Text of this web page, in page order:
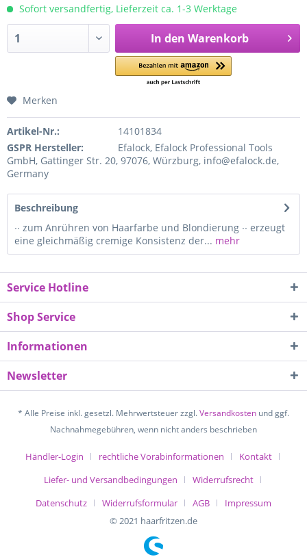
Sofort versandfertig, Lieferzeit ca. 1-3 Werktage
In den Warenkorb
Merken
Artikel-Nr.:
14101834
GSPR Hersteller:
Efalock, Efalock Professional Tools
GmbH, Gattinger Str. 20, 97076, Würzburg, info@efalock.de,
Germany
Beschreibung
∙∙ zum Anrühren von Haarfarbe und Blondierung ∙∙ erzeugt
eine gleichmäßig cremige Konsistenz der... mehr
Service Hotline
Shop Service
Informationen
Newsletter
* Alle Preise inkl. gesetzl. Mehrwertsteuer zzgl.Versandkosten und ggf.
Nachnahmegebühren, wenn nicht anders beschrieben
Händler-Login rechtliche Vorabinformationen
Kontakt
Liefer- und Versandbedingungen
Widerrufsrecht
Datenschutz
Widerrufsformular AGB
Impressum
© 2021 haarfritzen.de